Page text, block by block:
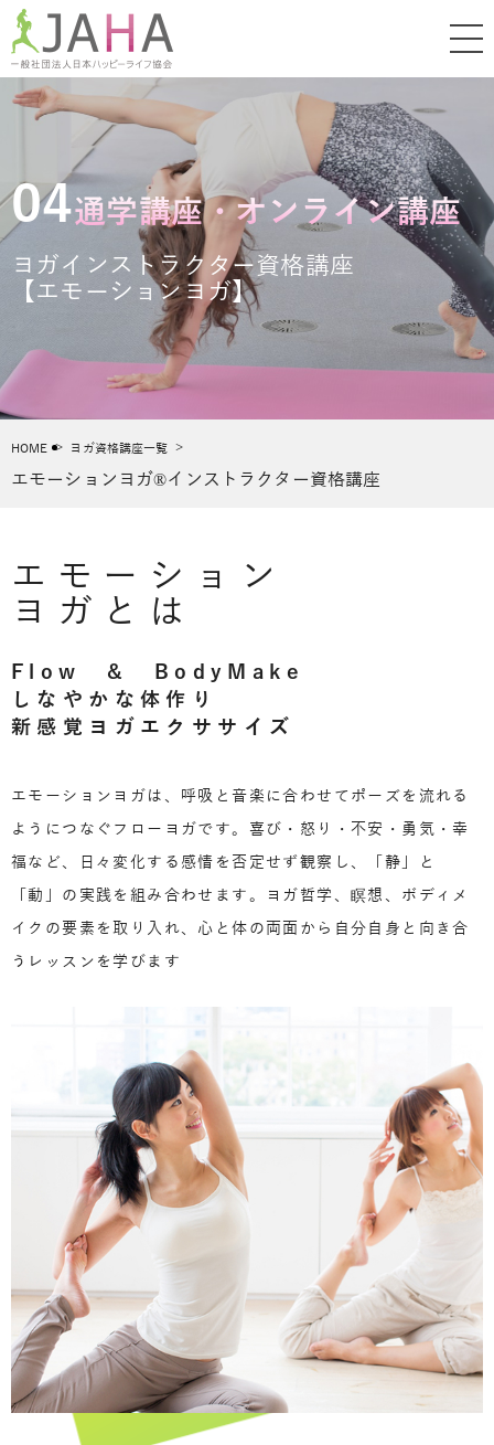
04通学講座・オンライン講座
ヨガインストラクター資格講座
【エモーションヨガ】
HOME ヨガ資格講座一覧
エモーションヨガ®インストラクター資格講座
エモーション
ヨガとは
Flow & BodyMake
しなやかな体作り
新感覚ヨガエクササイズ
エモーションヨガは、呼吸と音楽に合わせてポーズを流れる
ようにつなぐフローヨガです。喜び・怒り・不安・勇気・幸
福など、日々変化する感情を否定せず観察し、「静」と
「動」の実践を組み合わせます。ヨガ哲学、瞑想、ボディメ
イクの要素を取り入れ、心と体の両面から自分自身と向き合
うレッスンを学びます